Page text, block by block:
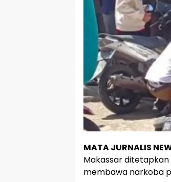
MATA JURNALIS
Makassar
membawa narkoba